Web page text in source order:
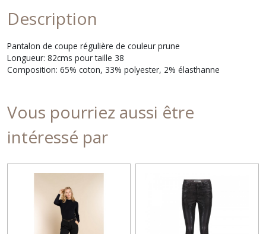
Description
Pantalon de coupe régulière de couleur prune
Longueur: 82cms pour taille 38
Composition: 65% coton, 33% polyester, 2% élasthanne
Vous pourriez aussi être
intéressé par